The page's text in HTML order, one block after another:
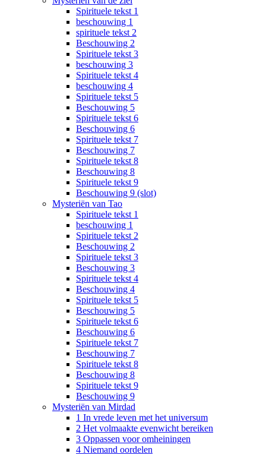
Spirituele tekst 1
beschouwing 1
spirituele tekst 2
Beschouwing 2
Spirituele tekst 3
beschouwing 3
Spirituele tekst 4
beschouwing 4
Spirituele tekst 5
Beschouwing 5
Spirituele tekst 6
Beschouwing 6
Spirituele tekst 7
Beschouwing 7
Spirituele tekst 8
Beschouwing 8
Spirituele tekst 9
Beschouwing 9 (slot)
Mysteriën van Tao
Spirituele tekst 1
beschouwing 1
Spirituele tekst 2
Beschouwing 2
Spirituele tekst 3
Beschouwing 3
Spirituele tekst 4
Beschouwing 4
Spirituele tekst 5
Beschouwing 5
Spirituele tekst 6
Beschouwing 6
Spirituele tekst 7
Beschouwing 7
Spirituele tekst 8
Beschouwing 8
Spirituele tekst 9
Beschouwing 9
Mysteriën van Mirdad
1 In vrede leven met het universum
2 Het volmaakte evenwicht bereiken
3 Oppassen voor omheiningen
4 Niemand oordelen